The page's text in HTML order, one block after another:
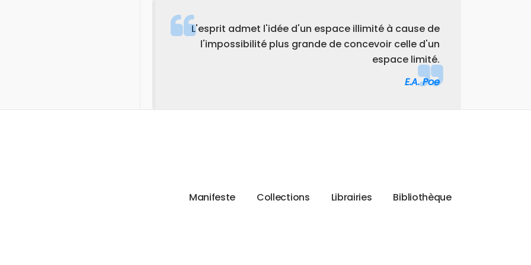
L'esprit admet l'idée d'un espace illimité à cause de
l'impossibilité plus grande de concevoir celle d'un
espace limité.
E.A. Poe
Manifeste Collections Librairies Bibliothèque